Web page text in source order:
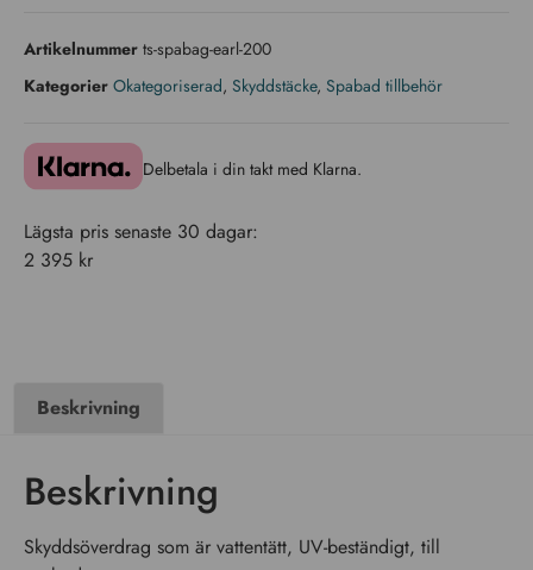
Artikelnummer ts-spabag-earl-200
Kategorier Okategoriserad, Skyddstäcke, Spabad tillbehör
Delbetala i din takt med Klarna.
Lägsta pris senaste 30 dagar:
2 395 kr
Beskrivning
Beskrivning
Skyddsöverdrag som är vattentätt, UV-beständigt, till